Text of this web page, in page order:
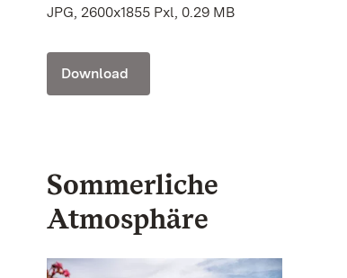
JPG, 2600x1855 Pxl, 0.29 MB
Download
Sommerliche
Atmosphäre